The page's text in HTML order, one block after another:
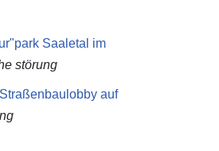
Saaletal im
störung
auf